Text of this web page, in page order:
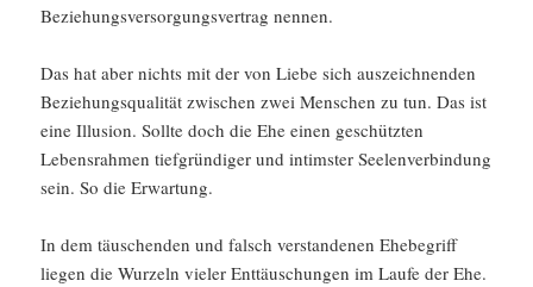
Beziehungsversorgungsvertrag nennen.
Das hat aber nichts mit der von Liebe sich auszeichnenden
Beziehungsqualität zwischen zwei Menschen zu tun. Das ist
eine Illusion. Sollte doch die Ehe einen geschützten
Lebensrahmen tiefgründiger und intimster Seelenverbindung
sein. So die Erwartung.
In dem täuschenden und falsch verstandenen Ehebegriff
liegen die Wurzeln vieler Enttäuschungen im Laufe der Ehe.